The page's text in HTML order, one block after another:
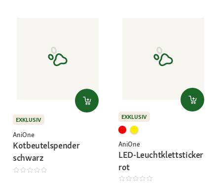
EXKLUSIV
AniOne
Kotbeutelspender
schwarz
EXKLUSIV
AniOne
LED-Leuchtklettsticker
rot